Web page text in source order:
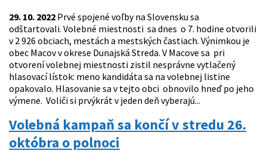
29. 10. 2022 Prvé spojené voľby na Slovensku sa
odštartovali. Volebné miestnosti sa dnes o 7. hodine otvorili
v 2 926 obciach, mestách a mestských častiach. Výnimkou je
obec Macov v okrese Dunajská Streda. V Macove sa pri
otvorení volebnej miestnosti zistil nesprávne vytlačený
hlasovací lístok: meno kandidáta sa na volebnej listine
opakovalo. Hlasovanie sa v tejto obci obnovilo hneď po jeho
výmene. Voliči si prvýkrát v jeden deň vyberajú...
Volebná kampaň sa končí v stredu 26.
októbra o polnoci